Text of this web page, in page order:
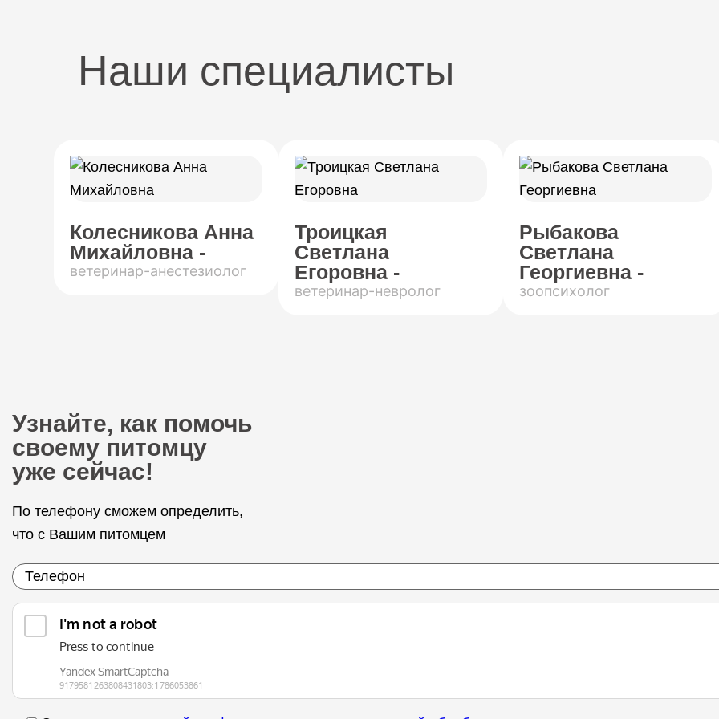
Наши специалисты
Колесникова Анна
Михайловна -
ветеринар-анестезиолог
Троицкая
Светлана
Егоровна -
ветеринар-невролог
Рыбакова
Светлана
Георгиевна -
зоопсихолог
Узнайте, как помочь
своему питомцу
уже сейчас!
По телефону сможем определить,
что с Вашим питомцем